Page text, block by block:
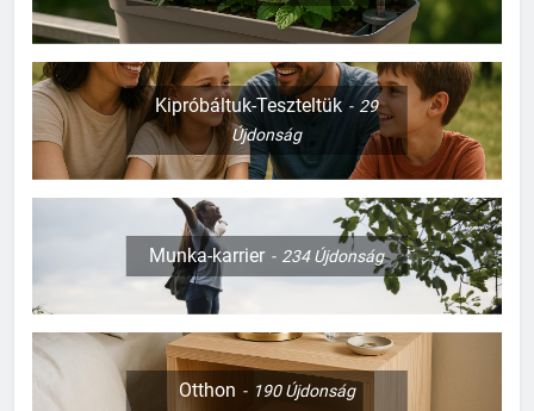
Kipróbáltuk-Teszteltük
29
Újdonság
Munka-karrier 234Újdonság
Otthon 190Újdonság